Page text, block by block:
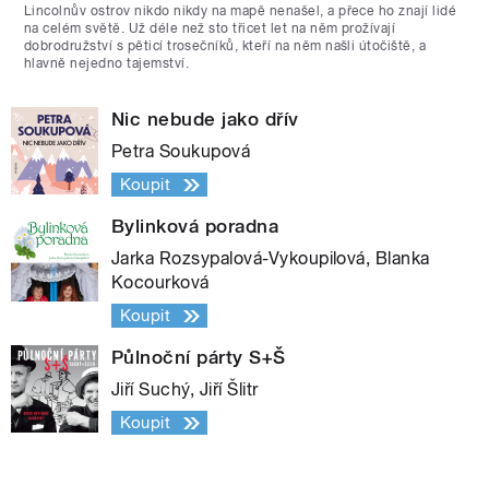
Lincolnův ostrov nikdo nikdy na mapě nenašel, a přece ho znají lidé
na celém světě. Už déle než sto třicet let na něm prožívají
dobrodružství s pěticí trosečníků, kteří na něm našli útočiště, a
hlavně nejedno tajemství.
Nic nebude jako dřív
Petra Soukupová
Koupit
Bylinková poradna
Jarka Rozsypalová-Vykoupilová, Blanka
Kocourková
Koupit
Půlnoční párty S+Š
Jiří Suchý, Jiří Šlitr
Koupit